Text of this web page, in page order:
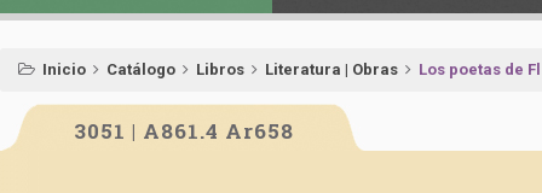
Inicio Catálogo Libros Literatura | Obras Los poetas de
3051 | A861.4 Ar658